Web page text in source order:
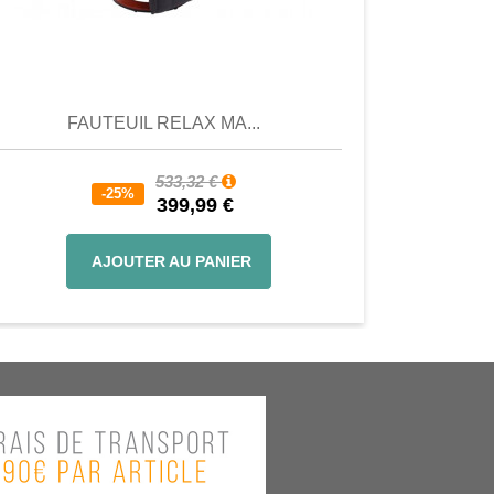
FAUTEUIL RELAX MA...
-25%
533,32 €
399,99 €
AJOUTER AU PANIER